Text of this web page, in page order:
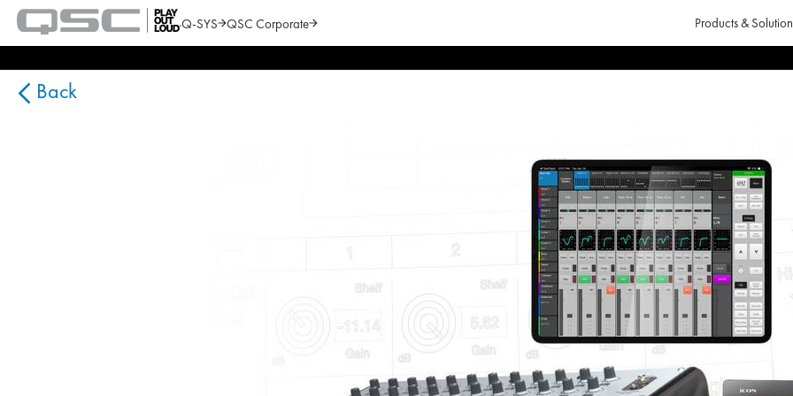
QSC
Audio
Products
Homepage
Q-SYS QSC Corporate Products &
Back